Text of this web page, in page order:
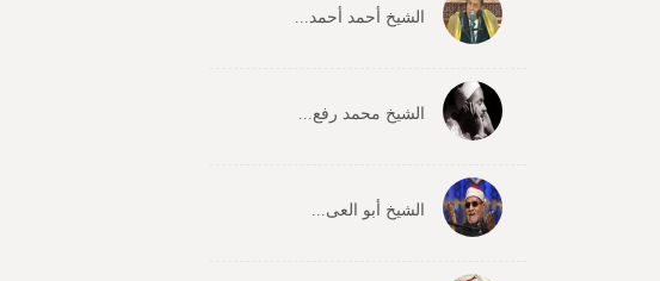
الشیخ أحمد أحمد...
الشیخ محمد رفع...
الشیخ أبو العی...